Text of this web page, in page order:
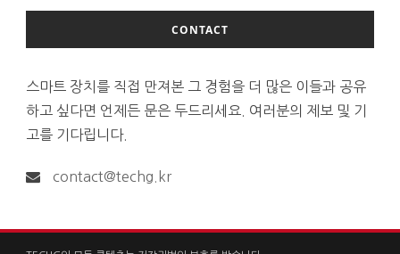
CONTACT
스마트 장치를 직접 만져본 그 경험을 더 많은 이들과 공유
하고 싶다면 언제든 문은 두드리세요. 여러분의 제보 및 기
고를 기다립니다.
contact@techg.kr